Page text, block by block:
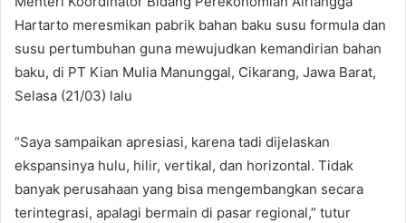
Hartarto meresmikan pabrik bahan baku susu formula dan
susu pertumbuhan guna mewujudkan kemandirian bahan
baku, di PT Kian Mulia Manunggal, Cikarang, Jawa Barat,
Selasa (21/03) lalu
“Saya sampaikan apresiasi, karena tadi dijelaskan
ekspansinya hulu, hilir, vertikal, dan horizontal. Tidak
banyak perusahaan yang bisa mengembangkan secara
terintegrasi, apalagi bermain di pasar regional,” tutur